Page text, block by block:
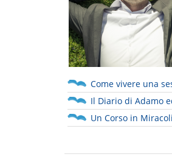
Come vivere una
Il Diario di Adamo
Un Corso in